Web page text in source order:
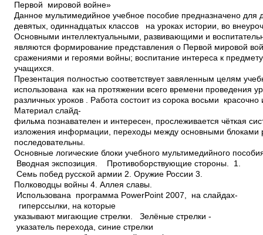
Первой мировой войне»
Данное мультимедийное учебное пособие предназначено
девятых, одиннадцатых классов на уроках истории, во
Основными интеллектуальными, развивающими и
являются формирование представления о Первой мировой
сражениями и героями войны; воспитание интереса к
учащихся.
Презентация полностью соответствует завяленным целям
использована как на протяжении всего времени проведения
различных уроков . Работа состоит из сорока восьми
Материал слайд­
фильма познавателен и интересен, прослеживается чёткая
изложения информации, переходы между основными блоками
последовательны.
Основные логические блоки учебного мультимедийного
Вводная экспозиция. Противоборствующие стороны. 1.
Семь побед русской армии 2. Оружие России 3.
Полководцы войны 4. Аллея славы.
Использована программа PowerPoint 2007, на слайдах­
гиперссылки, на которые
указывают мигающие стрелки. Зелёные стрелки ­
указатель перехода, синие стрелки